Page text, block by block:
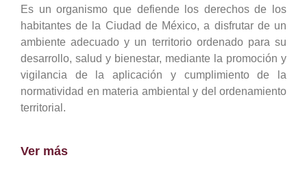
Es un organismo que defiende los derechos de los
habitantes de la Ciudad de México, a disfrutar de un
ambiente adecuado y un territorio ordenado para su
desarrollo, salud y bienestar, mediante la promoción y
vigilancia de la aplicación y cumplimiento de la
normatividad en materia ambiental y del ordenamiento
territorial.
Ver más